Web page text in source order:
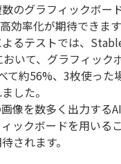
のグラフィックボー
効率化が期待できます
るテストでは、
いて、グラフィック
て約56%、3枚使った
した。
像を数多く出力する
ックボードを用いる
されます。